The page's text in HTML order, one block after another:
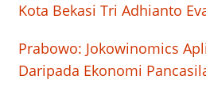
Kota Bekasi Tri Adhianto
Prabowo: Jokowinomics
Daripada Ekonomi